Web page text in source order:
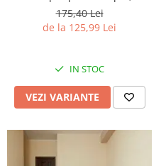
50(L)x56(H) cm, Diverse culori
175,40 Lei
de la 125,99 Lei
IN STOC
VEZI VARIANTE